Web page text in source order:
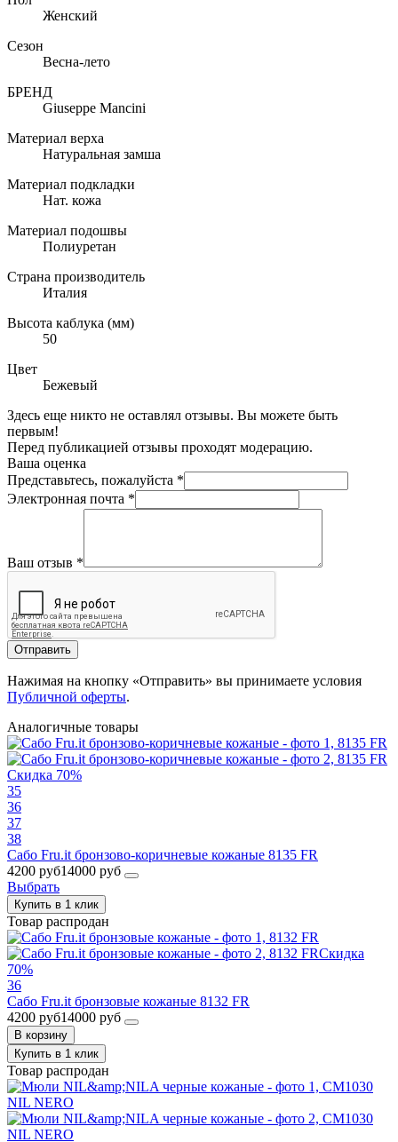
Женский
Сезон
Весна-лето
БРЕНД
Giuseppe Mancini
Материал верха
Натуральная замша
Материал подкладки
Нат. кожа
Материал подошвы
Полиуретан
Страна производитель
Италия
Высота каблука (мм)
50
Цвет
Бежевый
Здесь еще никто не оставлял отзывы. Вы можете быть
первым!
Перед публикацией отзывы проходят модерацию.
Ваша оценка
Представьтесь, пожалуйста *
Электронная почта *
Ваш отзыв *
Отправить
Нажимая на кнопку «Отправить» вы принимаете условия
Публичной оферты.
Аналогичные товары
Скидка 70%
35
36
37
38
Сабо Fru.it бронзово-коричневые кожаные 8135 FR
4200 руб14000 руб
Выбрать
Купить в 1 клик
Товар распродан
Скидка
70%
36
Сабо Fru.it бронзовые кожаные 8132 FR
4200 руб14000 руб
В корзину
Купить в 1 клик
Товар распродан